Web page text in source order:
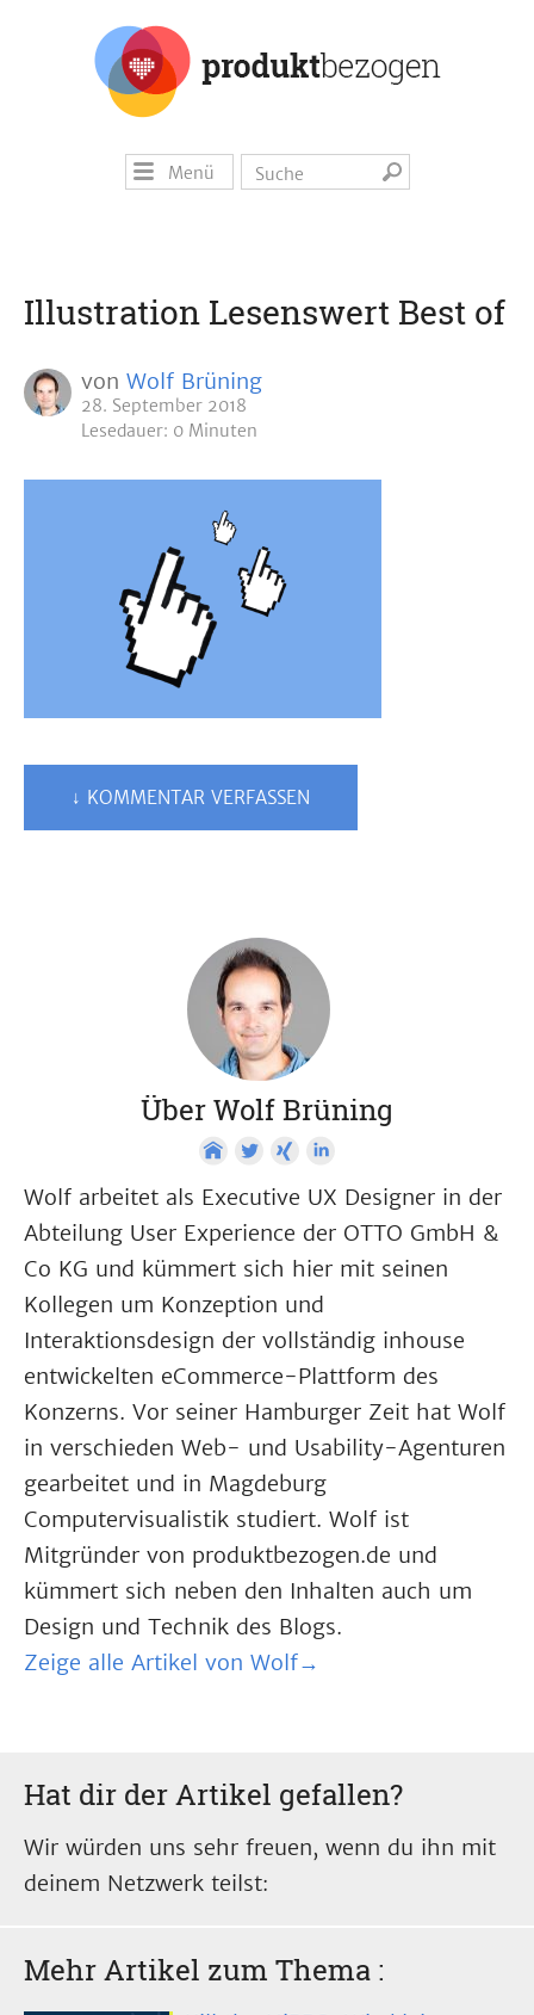
Menü
Illustration Lesenswert Best of
von Wolf Brüning
28. September 2018
Lesedauer: 0 Minuten
↓ KOMMENTAR VERFASSEN
Über Wolf Brüning
Wolf arbeitet als Executive UX Designer in der
Abteilung User Experience der OTTO GmbH &
Co KG und kümmert sich hier mit seinen
Kollegen um Konzeption und
Interaktionsdesign der vollständig inhouse
entwickelten eCommerce-Plattform des
Konzerns. Vor seiner Hamburger Zeit hat Wolf
in verschieden Web- und Usability-Agenturen
gearbeitet und in Magdeburg
Computervisualistik studiert. Wolf ist
Mitgründer von produktbezogen.de und
kümmert sich neben den Inhalten auch um
Design und Technik des Blogs.
Zeige alle Artikel von Wolf→
Hat dir der Artikel gefallen?
Wir würden uns sehr freuen, wenn du ihn mit
deinem Netzwerk teilst:
Mehr Artikel zum Thema :